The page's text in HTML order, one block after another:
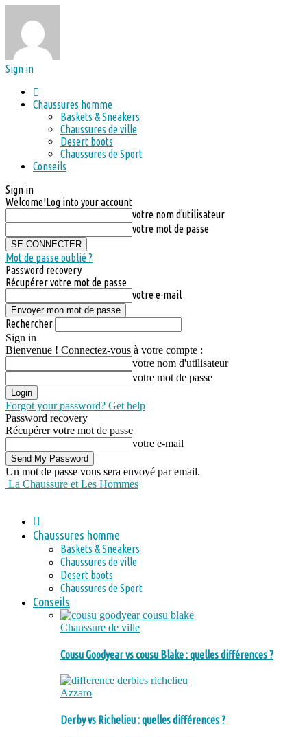
Sign in
Chaussures homme
Baskets & Sneakers
Chaussures de ville
Desert boots
Chaussures de Sport
Conseils
Sign in
Welcome!Log into your account
votre nom d'utilisateur
votre mot de passe
Mot de passe oublié ?
Password recovery
Récupérer votre mot de passe
votre e-mail
Rechercher
Sign in
Bienvenue ! Connectez-vous à votre compte :
votre nom d'utilisateur
votre mot de passe
Forgot your password? Get help
Password recovery
Récupérer votre mot de passe
votre e-mail
Un mot de passe vous sera envoyé par email.
La Chaussure et Les Hommes
Chaussures homme
Baskets & Sneakers
Chaussures de ville
Desert boots
Chaussures de Sport
Conseils
Chaussure de ville
Cousu Goodyear vs cousu Blake : quelles différences ?
Azzaro
Derby vs Richelieu : quelles différences ?